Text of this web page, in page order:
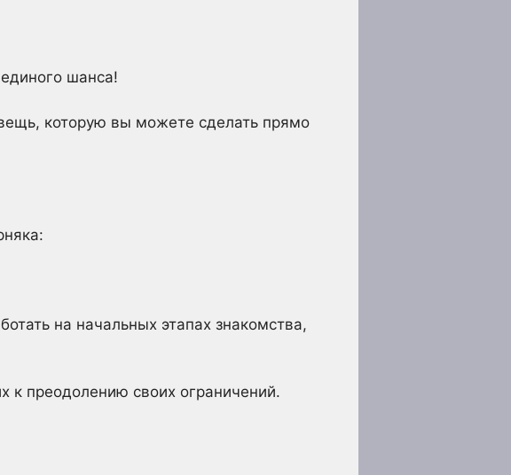
шанса!
которую вы можете сделать прямо
на начальных этапах знакомства,
к преодолению своих ограничений.